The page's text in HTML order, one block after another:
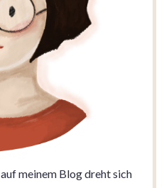
meinem Blog dreht sich